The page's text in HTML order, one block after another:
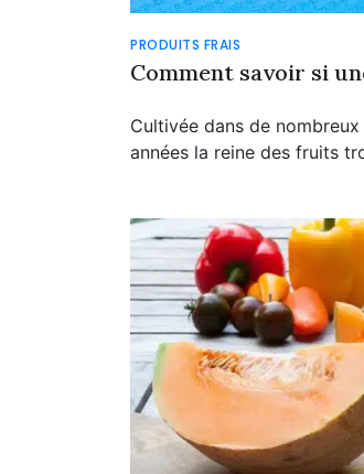
PRODUITS FRAIS
Comment savoir si
Cultivée dans de
années la reine des fruits